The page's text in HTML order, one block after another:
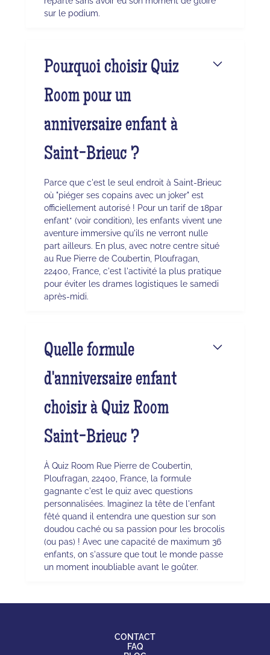
sur le podium.
Pourquoi choisir Quiz
Room pour un
anniversaire enfant à
Saint-Brieuc ?
Parce que c'est le seul endroit à Saint-Brieuc
où "piéger ses copains avec un joker" est
officiellement autorisé ! Pour un tarif de 18par
enfant* (voir condition), les enfants vivent une
aventure immersive qu'ils ne verront nulle
part ailleurs. En plus, avec notre centre situé
au Rue Pierre de Coubertin, Ploufragan,
22400, France, c'est l'activité la plus pratique
pour éviter les drames logistiques le samedi
après-midi.
Quelle formule
d'anniversaire enfant
choisir à Quiz Room
Saint-Brieuc ?
À Quiz Room Rue Pierre de Coubertin,
Ploufragan, 22400, France, la formule
gagnante c'est le quiz avec questions
personnalisées. Imaginez la tête de l'enfant
fêté quand il entendra une question sur son
doudou caché ou sa passion pour les brocolis
(ou pas) ! Avec une capacité de maximum 36
enfants, on s'assure que tout le monde passe
un moment inoubliable avant le goûter.
CONTACT
FAQ